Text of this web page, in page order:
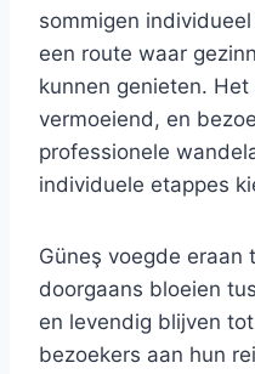
sommigen
een route waar
kunnen genieten.
vermoeiend, en
professionele
individuele etappes
Güneş voegde eraan
doorgaans bloeien
en levendig blijven
bezoekers aan hun